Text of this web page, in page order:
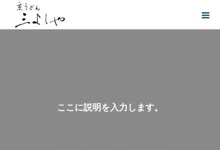
こ こ に説明 を 入 力 し ま す。